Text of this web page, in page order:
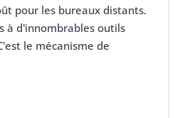
pour les bureaux distants.
à d'innombrables outils
le mécanisme de